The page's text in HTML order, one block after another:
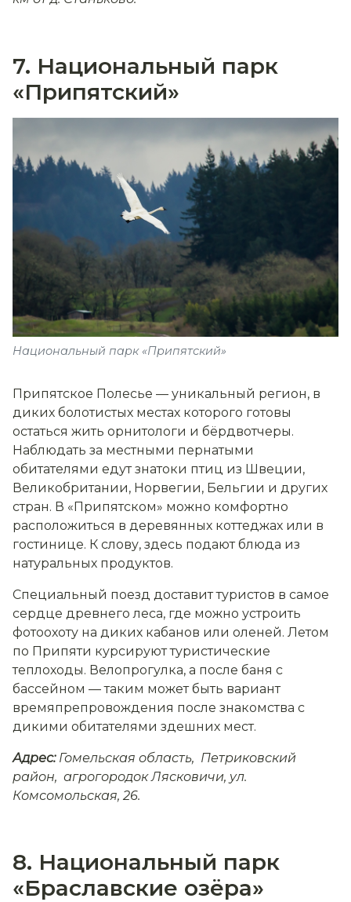
7. Национальный парк
«Припятский»
Национальный парк «Припятский»
Припятское Полесье — уникальный регион, в
диких болотистых местах которого готовы
остаться жить орнитологи и бёрдвотчеры.
Наблюдать за местными пернатыми
обитателями едут знатоки птиц из Швеции,
Великобритании, Норвегии, Бельгии и других
стран. В «Припятском» можно комфортно
расположиться в деревянных коттеджах или в
гостинице. К слову, здесь подают блюда из
натуральных продуктов.
Специальный поезд доставит туристов в самое
сердце древнего леса, где можно устроить
фотоохоту на диких кабанов или оленей. Летом
по Припяти курсируют туристические
теплоходы. Велопрогулка, а после баня с
бассейном — таким может быть вариант
времяпрепровождения после знакомства с
дикими обитателями здешних мест.
Адрес:Гомельская область, Петриковский
район, агрогородок Лясковичи, ул.
Комсомольская, 26.
8. Национальный парк
«Браславские озёра»